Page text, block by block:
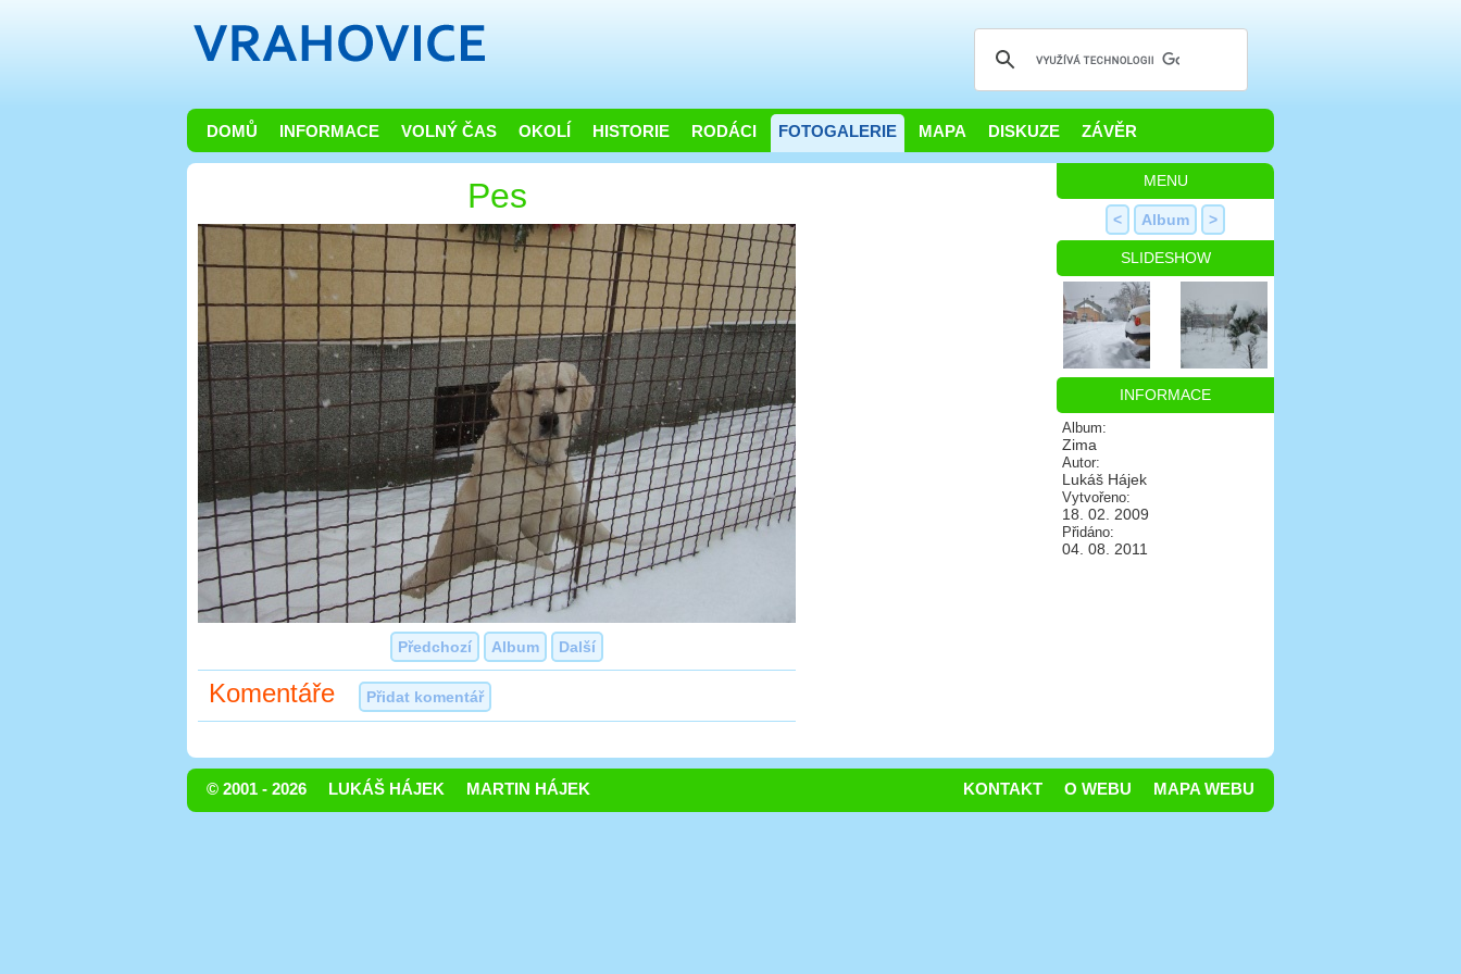
DOMŮ INFORMACE VOLNÝ ČAS OKOLÍ HISTORIE RODÁCI FOTOGALERIE MAPA DISKUZE ZÁVĚR
Pes
Předchozí Album Další
Komentáře Přidat komentář
MENU
< Album >
SLIDESHOW
INFORMACE
Album:
Zima
Autor:
Lukáš Hájek
Vytvořeno:
18. 02. 2009
Přidáno:
04. 08. 2011
© 2001 - 2026 LUKÁŠ HÁJEK MARTIN HÁJEK MAPA WEBU
O WEBU
KONTAKT